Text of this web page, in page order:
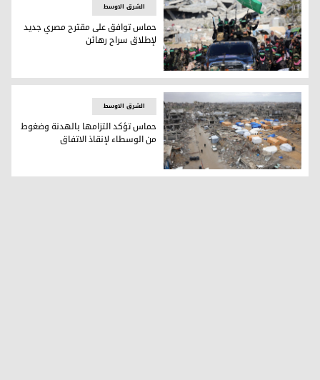
حماس توافق على مقترح مصري جديد لإطلاق سراح رهائن
الشرق الاوسط
حماس توافق على مقترح مصري جديد
لإطلاق سراح رهائن
حماس تؤكد التزامها بالهدنة وضغوط من الوسطاء لإنقاذ
الشرق الاوسط
حماس تؤكد التزامها بالهدنة وضغوط
من الوسطاء لإنقاذ الاتفاق